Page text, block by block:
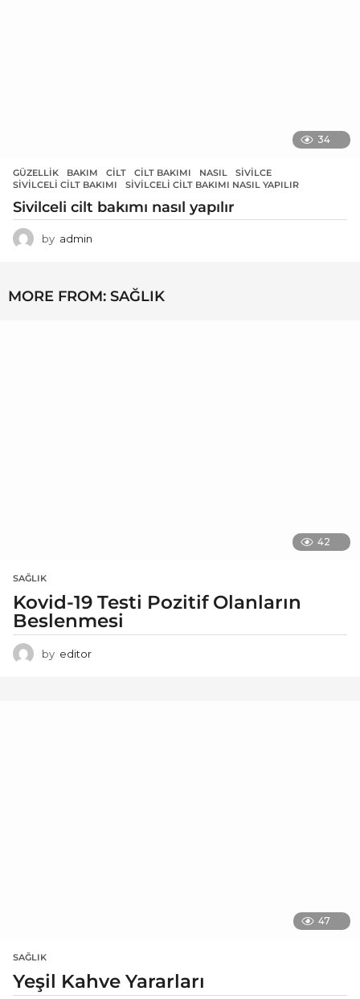
34
GÜZELLIK BAKIM ,CILT ,CILT BAKIMI ,NASIL ,SIVILCE
SIVILCELI CILT BAKIMI
,SIVILCELI CILT BAKIMI NASIL YAPILIR
Sivilceli cilt bakımı nasıl yapılır
by admin
MORE FROM: SAĞLIK
42
SAĞLIK
Kovid-19 Testi Pozitif Olanların
Beslenmesi
by editor
47
SAĞLIK
Yeşil Kahve Yararları